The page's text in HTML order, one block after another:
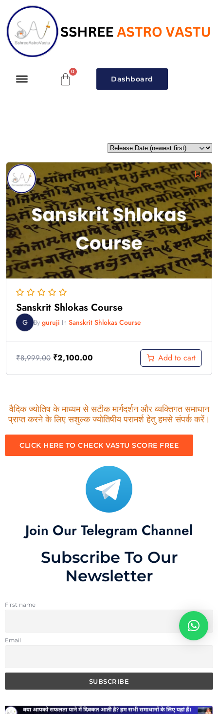
Dashboard
Sanskrit Shlokas Course
G By guruji In Sanskrit Shlokas Course
₹8,999.00 ₹2,100.00 Add to cart
वैदिक ज्योतिष के माध्यम से सटीक मार्गदर्शन और व्यक्तिगत समाधान
प्राप्त करने के लिए सशुल्क ज्योतिषीय परामर्श हेतु हमसे संपर्क करें।
CLICK HERE TO CHECK VASTU SCORE FREE
Join Our Telegram Channel
Subscribe To Our
Newsletter
First name
Email